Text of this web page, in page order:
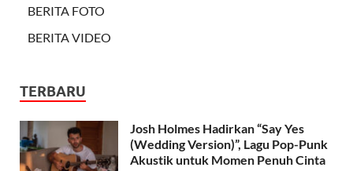
BERITA FOTO
BERITA VIDEO
TERBARU
Josh Holmes Hadirkan “Say Yes
(Wedding Version)”, Lagu Pop-Punk
Akustik untuk Momen Penuh Cinta